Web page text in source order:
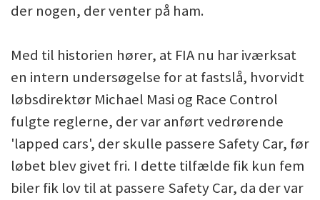
der nogen, der venter på ham.
Med til historien hører, at FIA nu har iværksat
en intern undersøgelse for at fastslå, hvorvidt
løbsdirektør Michael Masi og Race Control
fulgte reglerne, der var anført vedrørende
'lapped cars', der skulle passere Safety Car, før
løbet blev givet fri. I dette tilfælde fik kun fem
biler fik lov til at passere Safety Car, da der var